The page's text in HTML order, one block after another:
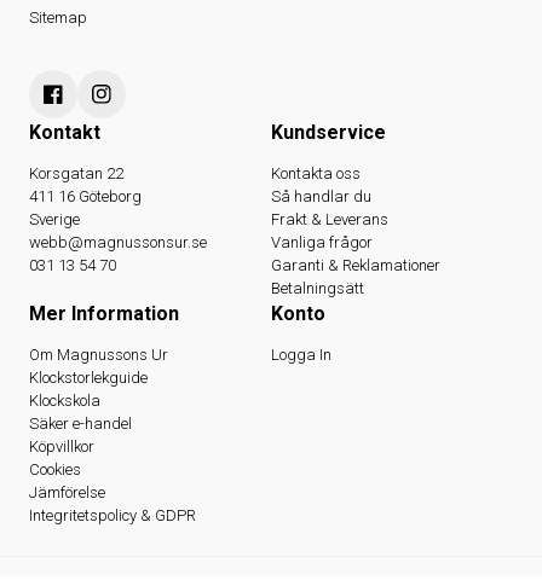
Sitemap
Kontakt
Korsgatan 22
411 16 Göteborg
Sverige
webb@magnussonsur.se
031 13 54 70
Kundservice
Kontakta oss
Så handlar du
Frakt & Leverans
Vanliga frågor
Garanti & Reklamationer
Betalningsätt
Mer Information
Om Magnussons Ur
Klockstorlekguide
Klockskola
Säker e-handel
Köpvillkor
Cookies
Jämförelse
Integritetspolicy & GDPR
Konto
Logga In